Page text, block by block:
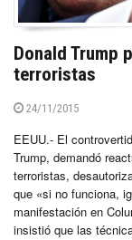
Donald Trump
terroristas
24/11/2015
EEUU.- El
Trump, demandó
terroristas,
que «si no funciona,
manifestación en
insistió que las